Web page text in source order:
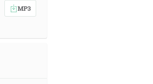
MP3